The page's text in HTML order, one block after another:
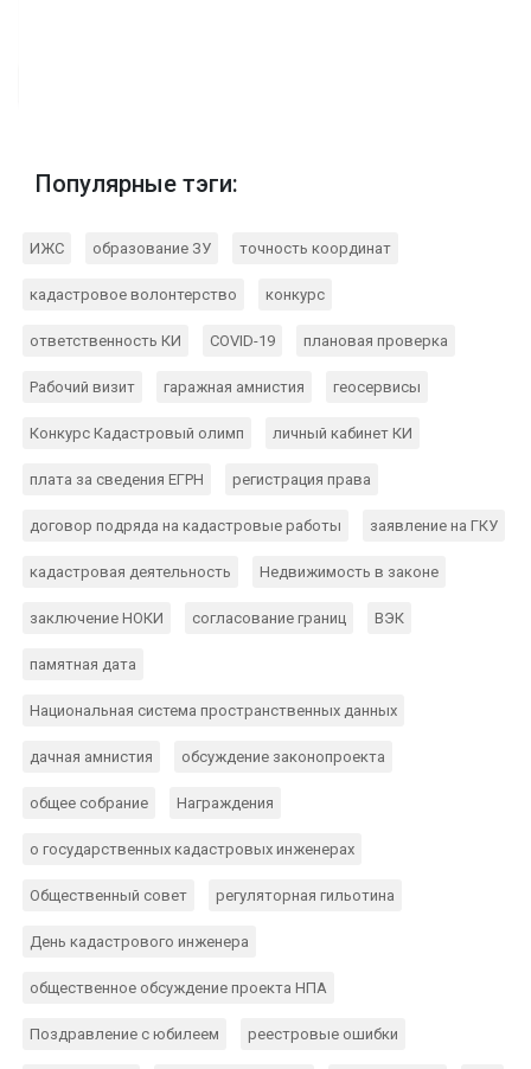
Популярные тэги:
ИЖС образование ЗУ точность координат
кадастровое волонтерство конкурс
ответственность КИ COVID-19 плановая проверка
Рабочий визит гаражная амнистия геосервисы
Конкурс Кадастровый олимп личный кабинет КИ
плата за сведения ЕГРН регистрация права
договор подряда на кадастровые работы заявление на ГКУ
кадастровая деятельность Недвижимость в законе
заключение НОКИ согласование границ ВЭК
памятная дата
Национальная система пространственных данных
дачная амнистия обсуждение законопроекта
общее собрание Награждения
о государственных кадастровых инженерах
Общественный совет регуляторная гильотина
День кадастрового инженера
общественное обсуждение проекта НПА
Поздравление с юбилеем реестровые ошибки